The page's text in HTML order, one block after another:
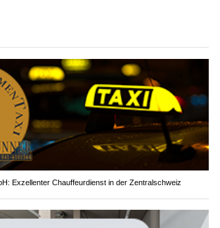
Exzellenter Chauffeurdienst in der Zentralschweiz